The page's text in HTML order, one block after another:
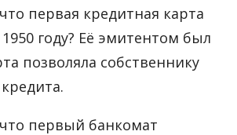
первая кредитная карта
году? Её эмитентом был
позволяла собственнику
первый банкомат